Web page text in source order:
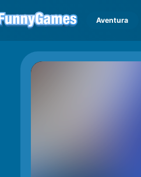
Aventura